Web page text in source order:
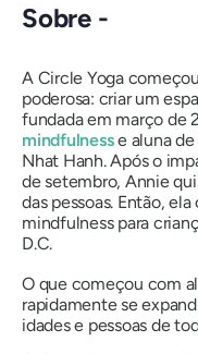
Sobre -
A Circle Yoga
poderosa: criar um
fundada em março de
mindfulnesse aluna de
Nhat Hanh. Após o
de setembro, Annie
das pessoas. Então,
mindfulness para
D.C.
O que começou com
rapidamente se
idades e pessoas de